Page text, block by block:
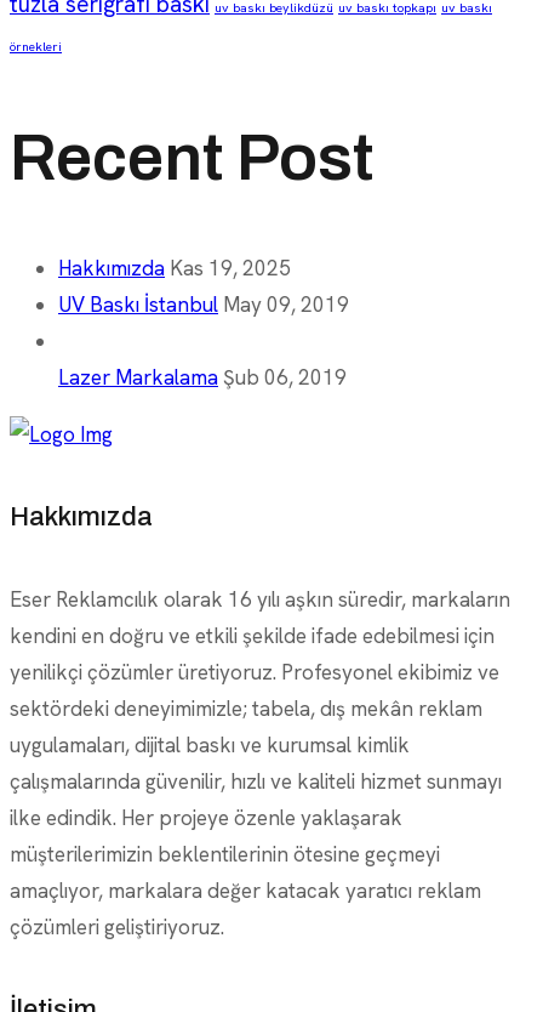
uv baskı beylikdüzü uv baskı topkapı uv baskı
örnekleri
Recent Post
Hakkımızda Kas 19, 2025
UV Baskı İstanbul May 09, 2019
Lazer Markalama Şub 06, 2019
Hakkımızda
Eser Reklamcılık olarak 16 yılı aşkın süredir, markaların
kendini en doğru ve etkili şekilde ifade edebilmesi için
yenilikçi çözümler üretiyoruz. Profesyonel ekibimiz ve
sektördeki deneyimimizle; tabela, dış mekân reklam
uygulamaları, dijital baskı ve kurumsal kimlik
çalışmalarında güvenilir, hızlı ve kaliteli hizmet sunmayı
ilke edindik. Her projeye özenle yaklaşarak
müşterilerimizin beklentilerinin ötesine geçmeyi
amaçlıyor, markalara değer katacak yaratıcı reklam
çözümleri geliştiriyoruz.